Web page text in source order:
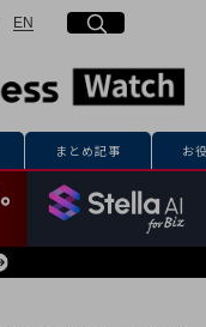
テムです。
本語
ENEnglish
検索する
まとめ記事 お